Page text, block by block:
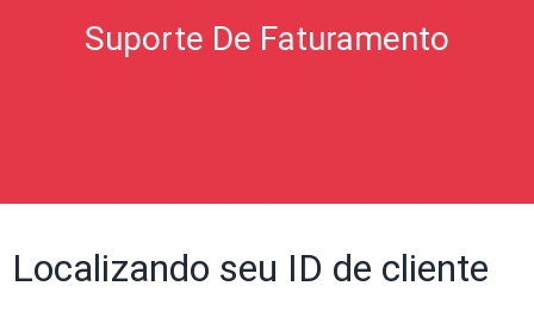
Suporte De Faturamento
Localizando seu ID de cliente